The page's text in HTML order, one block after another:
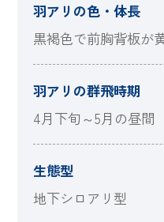
羽アリの色・体長
黒褐色で前胸背板が
羽アリの群飛時期
4月下旬～5月の昼間
生態型
地下シロアリ型